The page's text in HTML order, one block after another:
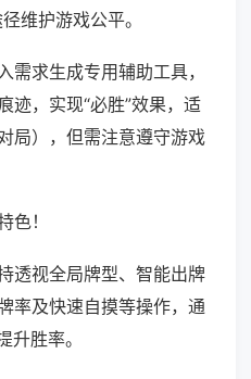
维护游戏公平。
需求生成专用辅助工具，
迹，实现“必胜”效果，适
局），但需注意遵守游戏
色！
透视全局牌型、智能出牌
率及快速自摸等操作，通
升胜率。